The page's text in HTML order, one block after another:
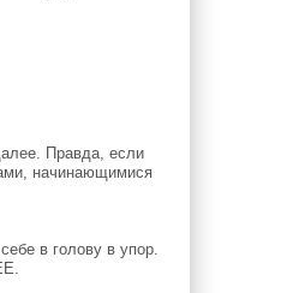
Правда, если
начинающимися
в голову в упор.